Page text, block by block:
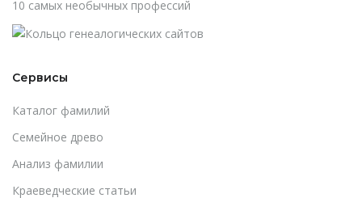
10 самых необычных профессий
Сервисы
Каталог фамилий
Cемейное древо
Анализ фамилии
Краеведческие статьи